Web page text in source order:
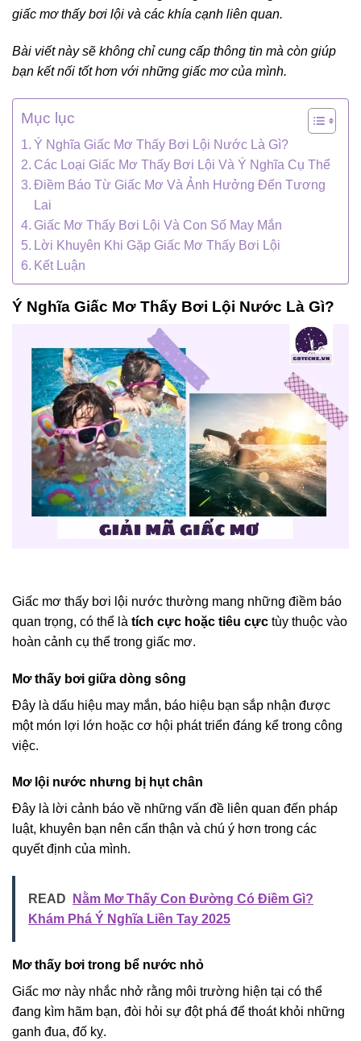
giấc mơ thấy bơi lội và các khía cạnh liên quan.
Bài viết này sẽ không chỉ cung cấp thông tin mà còn giúp
bạn kết nối tốt hơn với những giấc mơ của mình.
Mục lục
Ý Nghĩa Giấc Mơ Thấy Bơi Lội Nước Là Gì?
Các Loại Giấc Mơ Thấy Bơi Lội Và Ý Nghĩa Cụ Thể
Điềm Báo Từ Giấc Mơ Và Ảnh Hưởng Đến Tương
Lai
Giấc Mơ Thấy Bơi Lội Và Con Số May Mắn
Lời Khuyên Khi Gặp Giấc Mơ Thấy Bơi Lội
Kết Luận
Ý Nghĩa Giấc Mơ Thấy Bơi Lội Nước Là Gì?
Giấc mơ thấy bơi lội nước thường mang những điềm báo
quan trọng, có thể là tích cực hoặc tiêu cực tùy thuộc vào
hoàn cảnh cụ thể trong giấc mơ.
Mơ thấy bơi giữa dòng sông
Đây là dấu hiệu may mắn, báo hiệu bạn sắp nhận được
một món lợi lớn hoặc cơ hội phát triển đáng kể trong công
việc.
Mơ lội nước nhưng bị hụt chân
Đây là lời cảnh báo về những vấn đề liên quan đến pháp
luật, khuyên bạn nên cẩn thận và chú ý hơn trong các
quyết định của mình.
READ
Nằm Mơ Thấy Con Đường Có Điềm Gì?
Khám Phá Ý Nghĩa Liền Tay 2025
Mơ thấy bơi trong bể nước nhỏ
Giấc mơ này nhắc nhở rằng môi trường hiện tại có thể
đang kìm hãm bạn, đòi hỏi sự đột phá để thoát khỏi những
ganh đua, đố kỵ.